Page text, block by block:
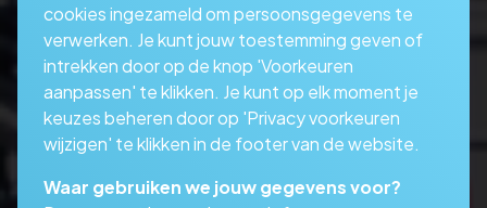
cookies ingezameld om persoonsgegevens te
verwerken. Je kunt jouw toestemming geven of
intrekken door op de knop 'Voorkeuren
aanpassen' te klikken. Je kunt op elk moment je
keuzes beheren door op 'Privacy voorkeuren
wijzigen' te klikken in de footer van de website.
Waar gebruiken we jouw gegevens voor?